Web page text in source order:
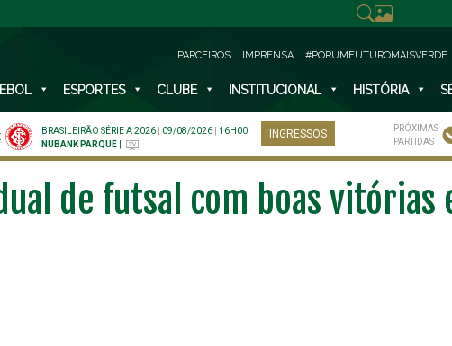
PARCEIROS IMPRENSA #PORUMFUTUROMAISVERDE
ESPORTES CLUBE INSTITUCIONAL HISTÓRIA
BRASILEIRÃO SÉRIE A 2026 09/08/2026
16H00
NUBANK PARQUE
INGRESSOS
PRÓXIMAS
PARTIDAS
de futsal com boas vitórias